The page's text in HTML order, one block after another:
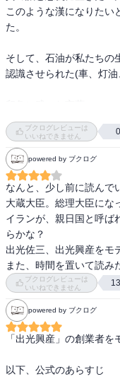
る騒動を起こしたり一本
を損なわない感じは『
このような漢になりたい
た。
そして、石油が私たちの
認識させられた(車、灯
・國岡さんが乞食をする
・國岡商店のためでは無
・いちばん大事なことは
さえ失くさなければ、何
・しかし鐡造はその思い
ブクログレビューは
いいねできません
0
powered by ブクログ
なんと、少し前に読んで
大蔵大臣。総理大臣にな
イランが、親日国と呼ば
らかな？
出光佐三、出光興産をモ
また、時間を置いて読み
ブクログレビューは
いいねできません
13
powered by ブクログ
「出光興産」の創業者
以下、公式のあらすじ